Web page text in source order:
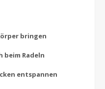
bringen
beim Radeln
entspannen